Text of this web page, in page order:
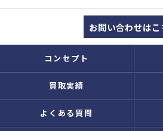
お問い合わせはこ
コンセプト
買取実績
よくある質問